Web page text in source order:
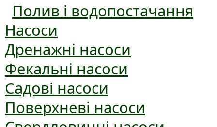
Полив і водопостачання
Насоси
Дренажні насоси
Фекальні насоси
Садові насоси
Поверхневі насоси